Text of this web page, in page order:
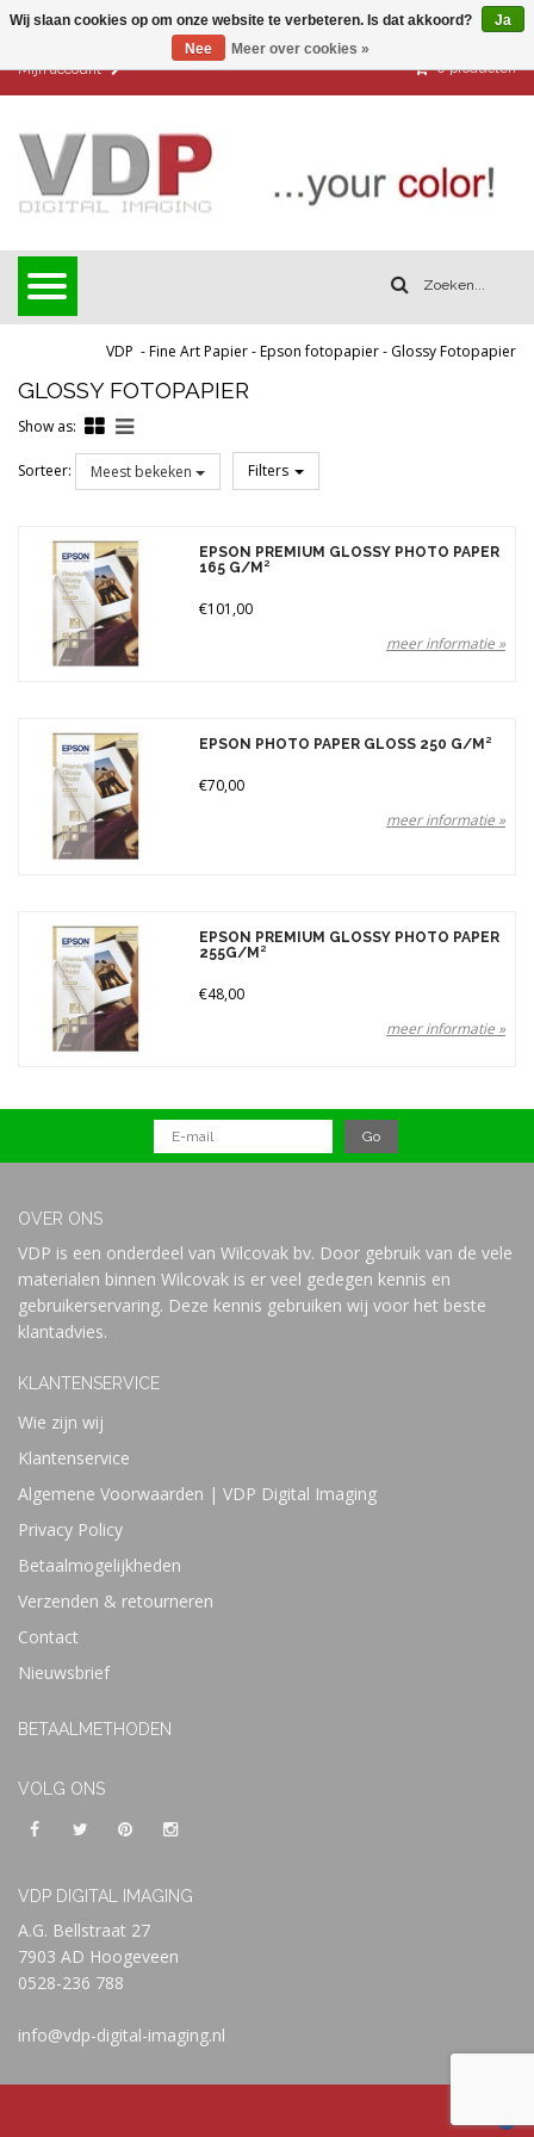
Mijn account 0 producten
VDP -Fine Art Papier-Epson fotopapier- Glossy Fotopapier
GLOSSY FOTOPAPIER
Show as:
Sorteer: Meest bekeken Filters
Merken
EPSON PREMIUM GLOSSY PHOTO PAPER
165 G/M²
€101,00
meer informatie »
EPSON PHOTO PAPER GLOSS 250 G/M²
€70,00
meer informatie »
EPSON PREMIUM GLOSSY PHOTO PAPER
255G/M²
€48,00
meer informatie »
OVER ONS
VDP is een onderdeel van Wilcovak bv. Door gebruik van de vele
materialen binnen Wilcovak is er veel gedegen kennis en
gebruikerservaring. Deze kennis gebruiken wij voor het beste
klantadvies.
KLANTENSERVICE
Wie zijn wij
Klantenservice
Algemene Voorwaarden | VDP Digital Imaging
Privacy Policy
Betaalmogelijkheden
Verzenden & retourneren
Contact
Nieuwsbrief
BETAALMETHODEN
VOLG ONS
VDP DIGITAL IMAGING
A.G. Bellstraat 27
7903 AD Hoogeveen
0528-236 788
info@vdp-digital-imaging.nl
Wij slaan cookies op om onze website te verbeteren. Is dat akkoord?
Ja
Nee
Meer over cookies »